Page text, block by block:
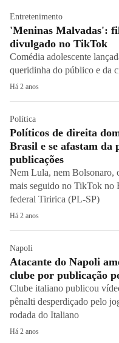
Entretenimento
'Meninas Malvadas':
divulgado no TikTok
Comédia adolescente
queridinha do público e da
Há 2 anos
Política
Políticos de direita
Brasil e se afastam da
publicações
Nem Lula, nem Bolsonaro,
mais seguido no TikTok no
federal Tiririca (PL-SP)
Há 2 anos
Napoli
Atacante do Napoli
clube por publicação
Clube italiano publicou
pênalti desperdiçado pelo
rodada do Italiano
Há 2 anos